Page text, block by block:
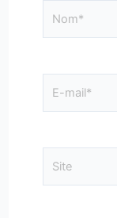
Nom*
E-
mail*
Site